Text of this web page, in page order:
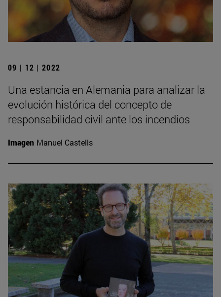
09 | 12 | 2022
Una estancia en Alemania para analizar la
evolución histórica del concepto de
responsabilidad civil ante los incendios
Imagen Manuel Castells